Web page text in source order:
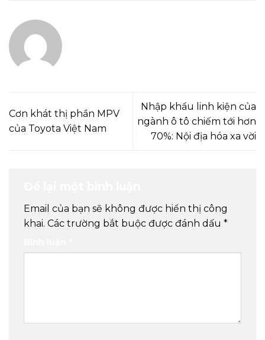
Cơn khát thị phần MPV
của Toyota Việt Nam
Nhập khẩu linh kiện của
ngành ô tô chiếm tới hơn
70%: Nội địa hóa xa vời
Email của bạn sẽ không được hiển thị công
khai. Các trường bắt buộc được đánh dấu *